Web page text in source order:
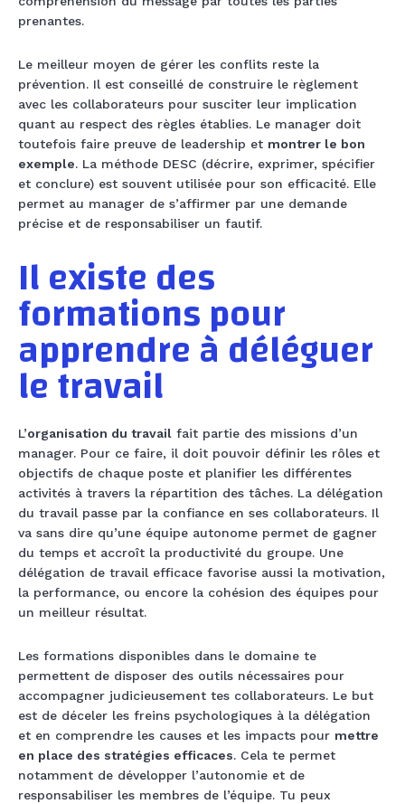
prenantes.
Le meilleur moyen de gérer les conflits reste la
prévention. Il est conseillé de construire le règlement
avec les collaborateurs pour susciter leur implication
quant au respect des règles établies. Le manager doit
toutefois faire preuve de leadership et montrer le bon
exemple. La méthode DESC (décrire, exprimer, spécifier
et conclure) est souvent utilisée pour son efficacité. Elle
permet au manager de s’affirmer par une demande
précise et de responsabiliser un fautif.
Il existe des
formations pour
apprendre à déléguer
le travail
L’organisation du travail fait partie des missions d’un
manager. Pour ce faire, il doit pouvoir définir les rôles et
objectifs de chaque poste et planifier les différentes
activités à travers la répartition des tâches. La délégation
du travail passe par la confiance en ses collaborateurs. Il
va sans dire qu’une équipe autonome permet de gagner
du temps et accroît la productivité du groupe. Une
délégation de travail efficace favorise aussi la motivation,
la performance, ou encore la cohésion des équipes pour
un meilleur résultat.
Les formations disponibles dans le domaine te
permettent de disposer des outils nécessaires pour
accompagner judicieusement tes collaborateurs. Le but
est de déceler les freins psychologiques à la délégation
et en comprendre les causes et les impacts pour mettre
en place des stratégies efficaces. Cela te permet
notamment de développer l’autonomie et de
responsabiliser les membres de l’équipe. Tu peux